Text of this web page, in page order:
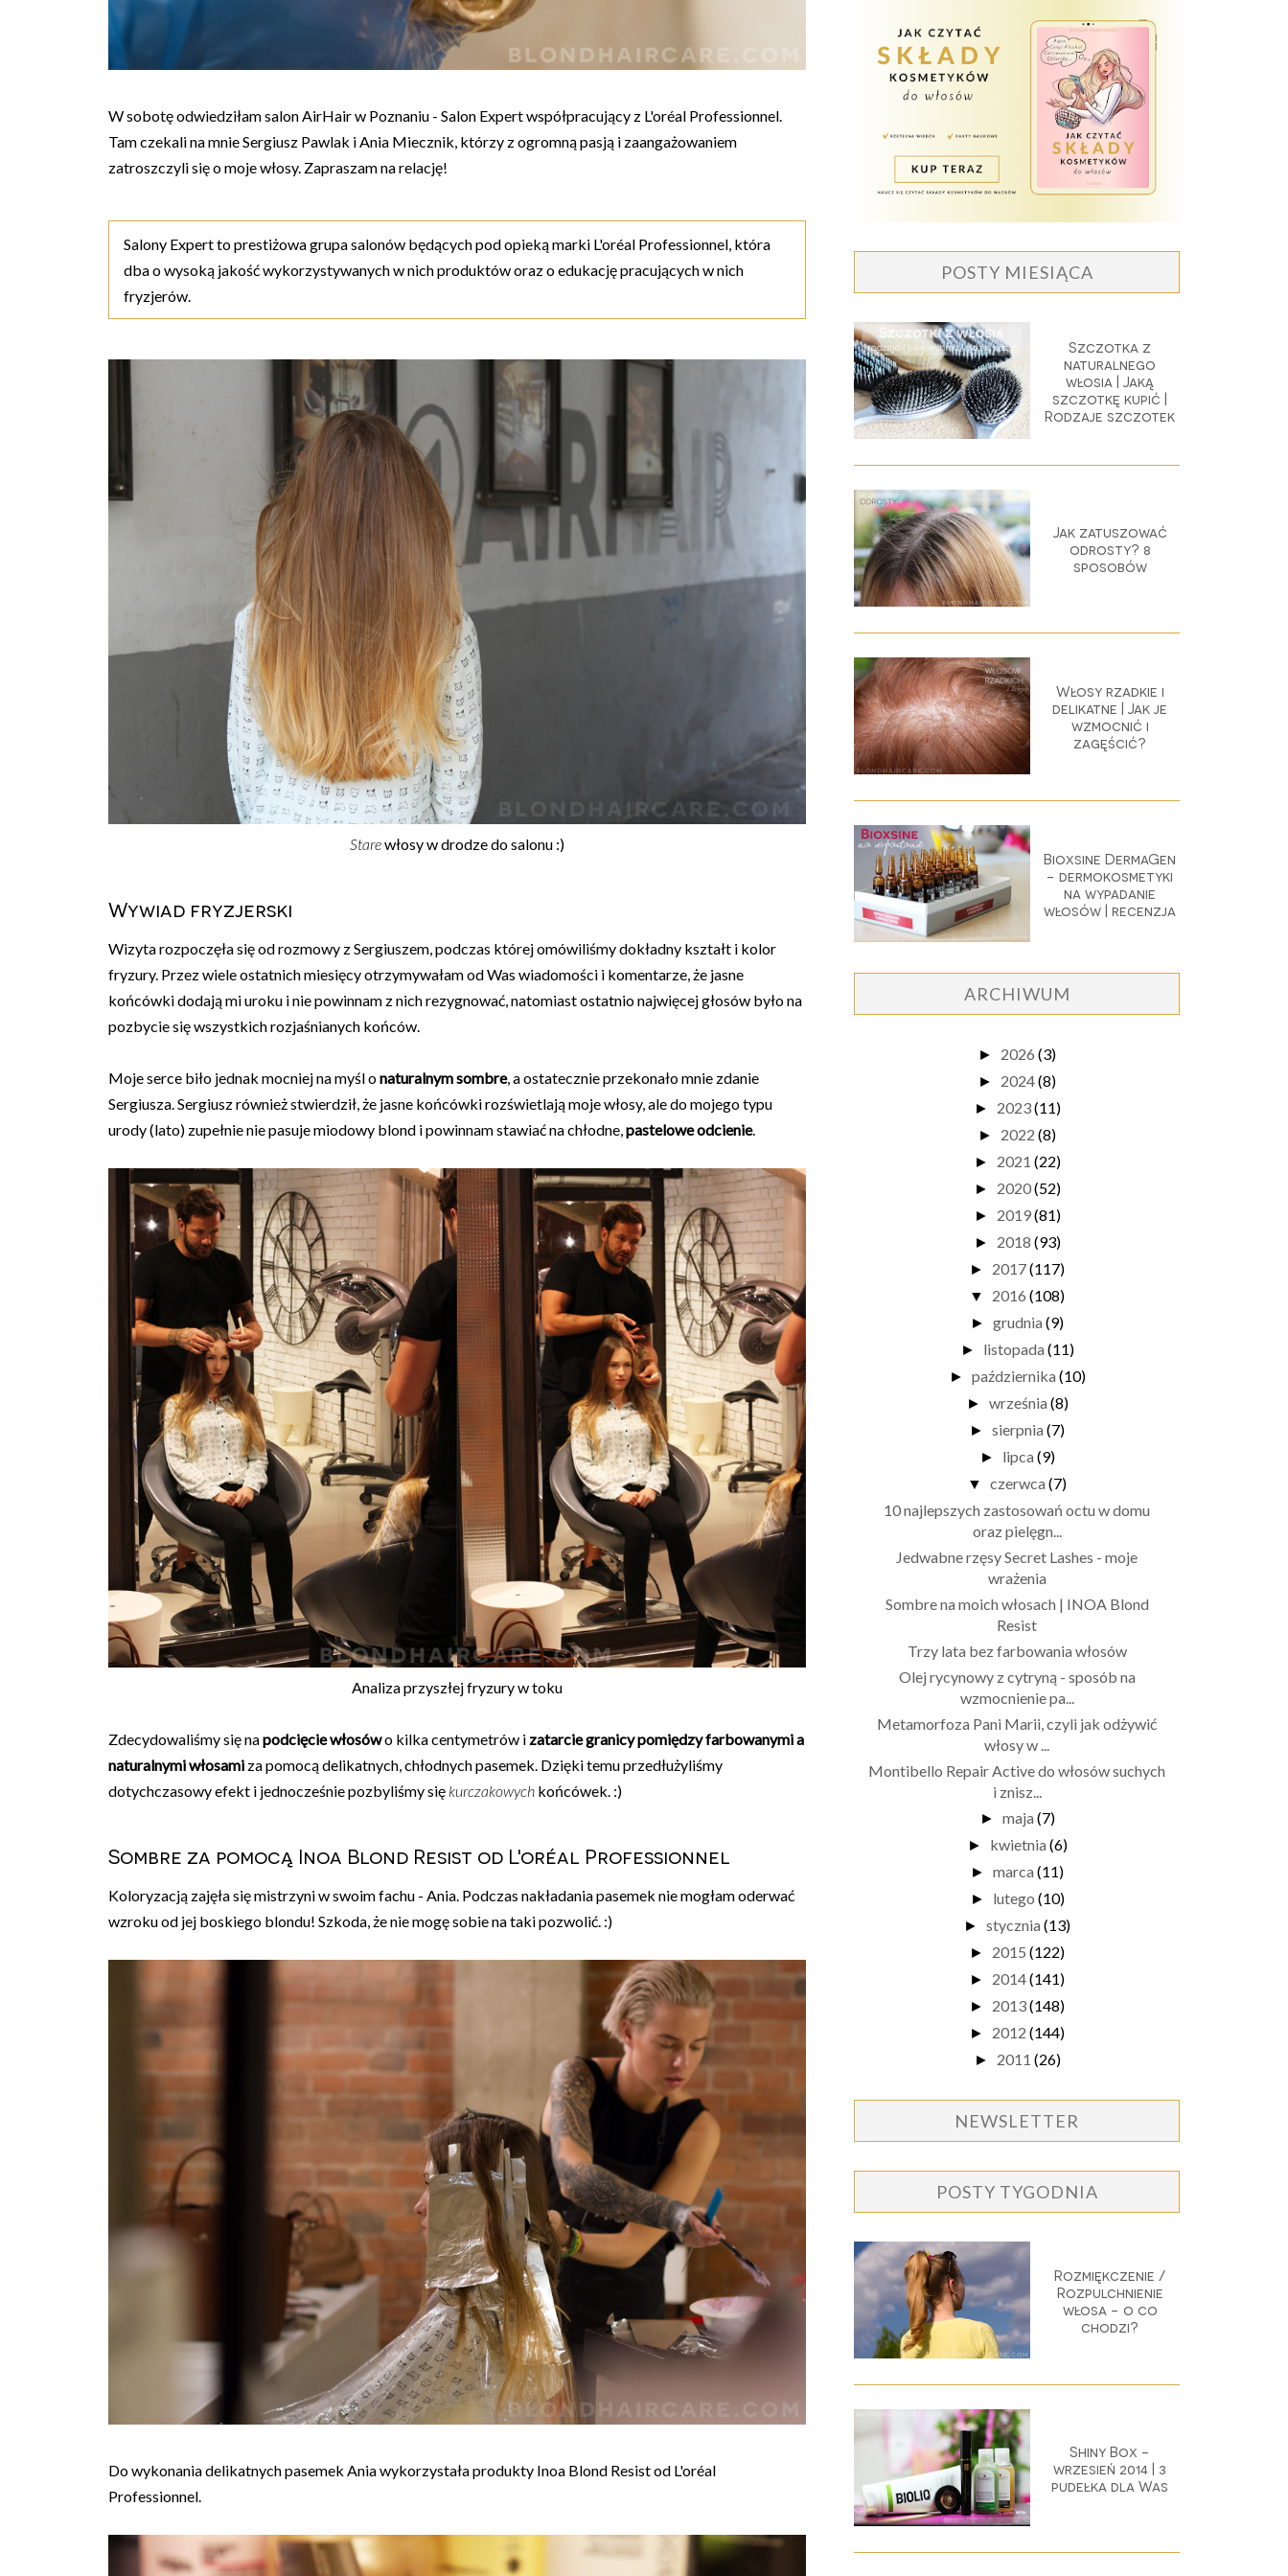
W sobotę odwiedziłam salon AirHair w Poznaniu - Salon Expert współpracujący z L'oréal Professionnel.
Tam czekali na mnie Sergiusz Pawlak i Ania Miecznik, którzy z ogromną pasją i zaangażowaniem
zatroszczyli się o moje włosy. Zapraszam na relację!
Salony Expert to prestiżowa grupa salonów będących pod opieką marki L'oréal Professionnel, która
dba o wysoką jakość wykorzystywanych w nich produktów oraz o edukację pracujących w nich
fryzjerów.
Starewłosy w drodze do salonu :)
Wywiad fryzjerski
Wizyta rozpoczęła się od rozmowy z Sergiuszem, podczas której omówiliśmy dokładny kształt i kolor
fryzury. Przez wiele ostatnich miesięcy otrzymywałam od Was wiadomości i komentarze, że jasne
końcówki dodają mi uroku i nie powinnam z nich rezygnować, natomiast ostatnio najwięcej głosów było na
pozbycie się wszystkich rozjaśnianych końców.
Moje serce biło jednak mocniej na myśl onaturalnym sombre, a ostatecznie przekonało mnie zdanie
Sergiusza. Sergiusz również stwierdził, że jasne końcówki rozświetlają moje włosy, ale do mojego typu
urody (lato) zupełnie nie pasuje miodowy blond i powinnam stawiać na chłodne,pastelowe odcienie.
Analiza przyszłej fryzury w toku
Zdecydowaliśmy się napodcięcie włosówo kilka centymetrów i zatarcie granicy pomiędzy farbowanymi a
naturalnymi włosami za pomocą delikatnych, chłodnych pasemek. Dzięki temu przedłużyliśmy
dotychczasowy efekt i jednocześnie pozbyliśmy się kurczakowych końcówek. :)
Sombre za pomocą Inoa Blond Resist od L'oréal Professionnel
Koloryzacją zajęła się mistrzyni w swoim fachu - Ania. Podczas nakładania pasemek nie mogłam oderwać
wzroku od jej boskiego blondu! Szkoda, że nie mogę sobie na taki pozwolić. :)
Do wykonania delikatnych pasemek Ania wykorzystała produkty Inoa Blond Resist od L'oréal
Professionnel.
POSTY MIESIĄCA
Szczotka z
naturalnego
włosia | Jaką
szczotkę kupić |
Rodzaje szczotek
Jak zatuszować
odrosty? 8
sposobów
Włosy rzadkie i
delikatne | Jak je
wzmocnić i
zagęścić?
Bioxsine DermaGen
- dermokosmetyki
na wypadanie
włosów | recenzja
ARCHIWUM
► 2026 (3)
► 2024(8)
► 2023(11)
► 2022 (8)
► 2021 (22)
► 2020(52)
► 2019(81)
► 2018 (93)
► 2017(117)
▼ 2016 (108)
► grudnia (9)
► listopada (11)
► października (10)
► września (8)
► sierpnia (7)
► lipca (9)
▼ czerwca (7)
10 najlepszych zastosowań octu w domu
oraz pielęgn...
Jedwabne rzęsy Secret Lashes - moje
wrażenia
Sombre na moich włosach | INOA Blond
Resist
Trzy lata bez farbowania włosów
Olej rycynowy z cytryną - sposób na
wzmocnienie pa...
Metamorfoza Pani Marii, czyli jak odżywić
włosy w ...
Montibello Repair Active do włosów suchych
i znisz...
► maja (7)
► kwietnia (6)
► marca (11)
► lutego (10)
► stycznia (13)
► 2015 (122)
► 2014(141)
► 2013(148)
► 2012 (144)
► 2011 (26)
NEWSLETTER
POSTY TYGODNIA
Rozmiękczenie /
Rozpulchnienie
włosa - o co
chodzi?
Shiny Box -
wrzesień 2014 | 3
pudełka dla Was